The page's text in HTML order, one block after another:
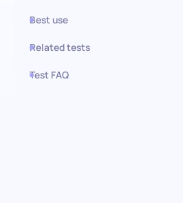
Best use
Related tests
Test FAQ